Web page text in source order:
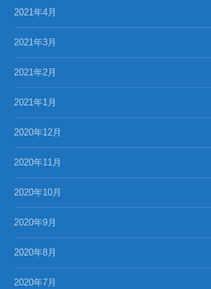
2021年4月
2021年3月
2021年2月
2021年1月
2020年12月
2020年11月
2020年10月
2020年9月
2020年8月
2020年7月